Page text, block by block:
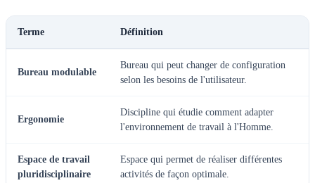
Terme Définition
Bureau modulable
Bureau qui peut changer de configuration
selon les besoins de l'utilisateur.
Ergonomie
Discipline qui étudie comment adapter
l'environnement de travail à l'Homme.
Espace de travail
pluridisciplinaire
Espace qui permet de réaliser différentes
activités de façon optimale.